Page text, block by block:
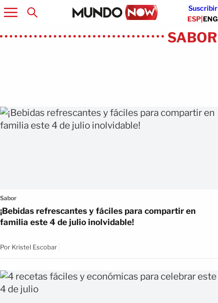
Suscribir
ESP|ENG
SABOR
Artículos
Sabor
¡Bebidas refrescantes y fáciles para compartir en
familia este 4 de julio inolvidable!
Por Kristel Escobar